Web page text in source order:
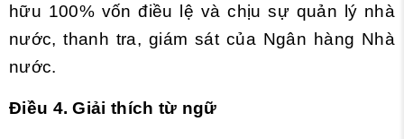
hữu 100% vốn điều lệ và chịu sự quản lý nhà
nước, thanh tra, giám sát của Ngân hàng Nhà
nước.
Điều 4. Giải thích từ ngữ